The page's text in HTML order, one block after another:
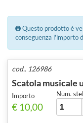
Questo prodotto è
conseguenza l'importo
cod.. 126986
Scatola musicale
Importo
€ 10,00
Num.